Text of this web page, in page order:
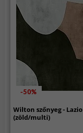
-50%
Wilton szőnyeg - Lazio
(zöld/multi)